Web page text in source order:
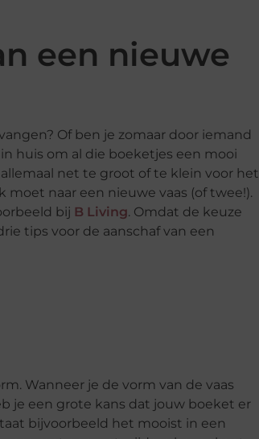
een nieuwe
Of ben je zomaar door iemand
huis om al die boeketjes een mooi
net te groot of te klein voor het
naar een nieuwe vaas (of twee!).
bij B Living. Omdat de keuze
tips voor de aanschaf van een
Wanneer je de vorm van de vaas
je een grote kans dat jouw boeket er
bijvoorbeeld het mooist in een